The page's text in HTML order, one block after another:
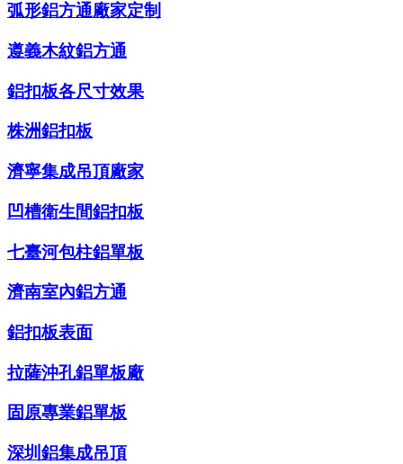
弧形鋁方通廠家定制
遵義木紋鋁方通
鋁扣板各尺寸效果
株洲鋁扣板
濟寧集成吊頂廠家
凹槽衛生間鋁扣板
七臺河包柱鋁單板
濟南室內鋁方通
鋁扣板表面
拉薩沖孔鋁單板廠
固原專業鋁單板
深圳鋁集成吊頂